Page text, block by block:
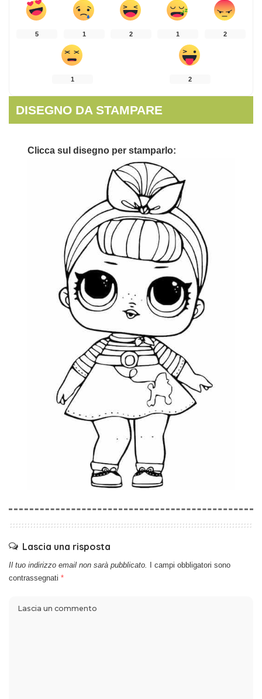
5 1 2 1 2
1 2
DISEGNO DA STAMPARE
Clicca sul disegno per stamparlo:
Lascia una risposta
Il tuo indirizzo email non sarà pubblicato. I campi obbligatori sono
contrassegnati *